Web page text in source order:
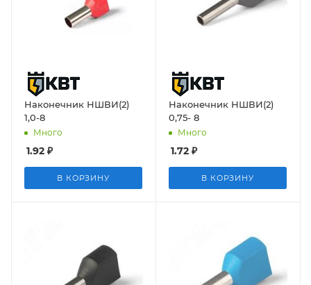
Наконечник НШВИ(2)
1,0-8
Много
1.92 ₽
В КОРЗИНУ
Наконечник НШВИ(2)
0,75- 8
Много
1.72 ₽
В КОРЗИНУ